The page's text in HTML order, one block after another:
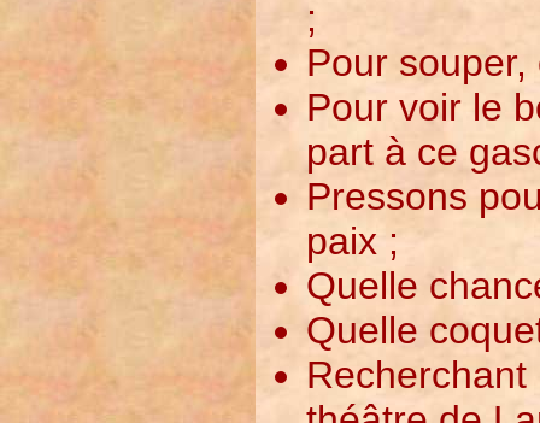
;
Pour
Pour voir le
part à ce
Pressons
paix ;
Quelle
Quelle